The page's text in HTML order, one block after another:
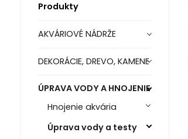
Produkty
AKVÁRIOVÉ NÁDRŽE
DEKORÁCIE, DREVO, KAMENE
ÚPRAVA VODY A HNOJENIE
Hnojenie akvária
Úprava vody a testy